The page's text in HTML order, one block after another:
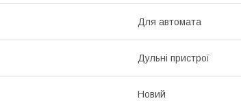
Для автомата
Дульні пристрої
Новий